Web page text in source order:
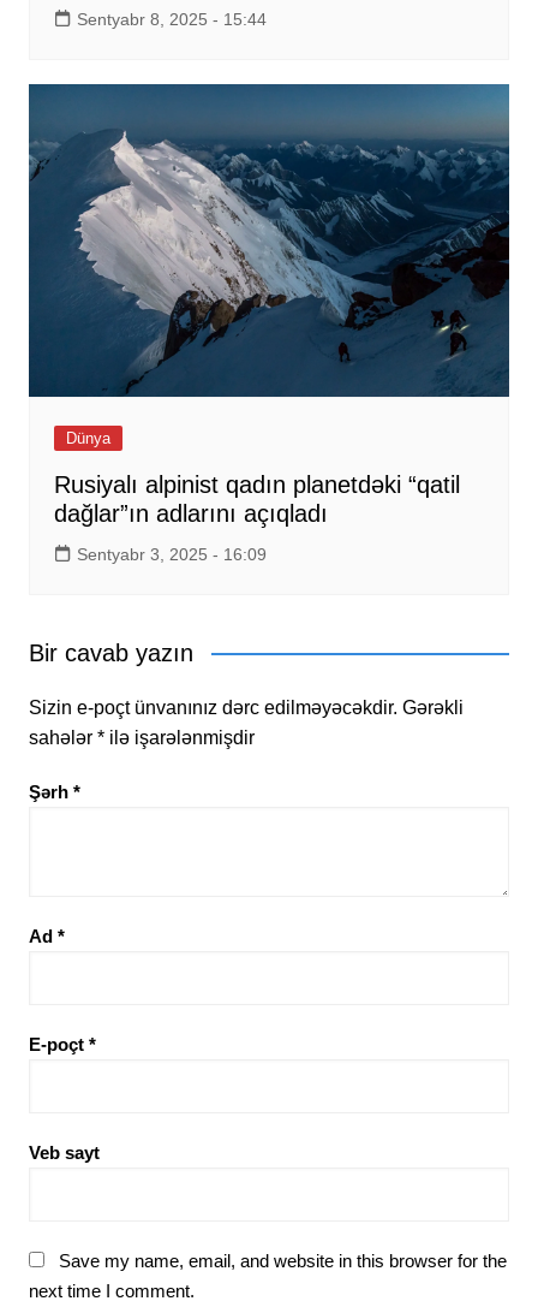
Sentyabr 8, 2025 - 15:44
Dünya
Rusiyalı alpinist qadın planetdəki “qatil
dağlar”ın adlarını açıqladı
Sentyabr 3, 2025 - 16:09
Bir cavab yazın
Sizin e-poçt ünvanınız dərc edilməyəcəkdir. Gərəkli
sahələr *ilə işarələnmişdir
Şərh *
Ad *
E-poçt *
Veb sayt
Save my name, email, and website in this browser for the
next time I comment.